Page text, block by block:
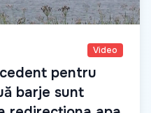
Video
pentru
barje sunt